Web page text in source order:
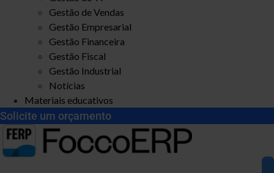
Gestão de Vendas
Gestão Empresarial
Gestão Financeira
Gestão Fiscal
Gestão Industrial
Notícias
Materiais educativos
Solicite um orçamento